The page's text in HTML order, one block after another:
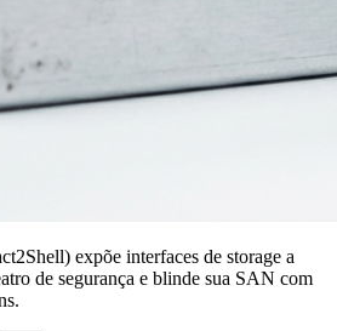
expõe interfaces de storage a
de segurança e blinde sua SAN com